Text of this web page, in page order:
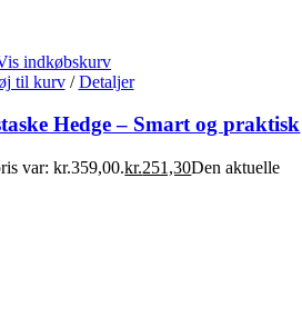
indkøbskurv
til kurv / Detaljer
Hedge – Smart og praktisk
var: kr.359,00.kr.251,30Den aktuelle